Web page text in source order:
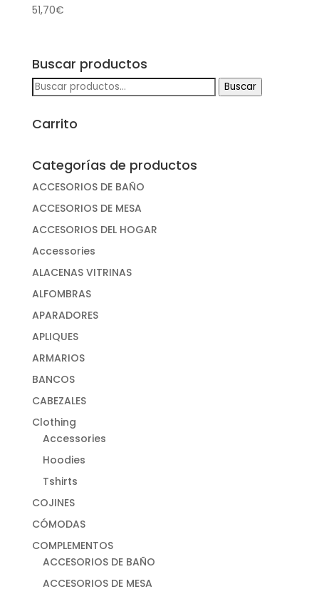
51,70€
Buscar productos
Buscar
por:
Buscar
Carrito
Categorías de productos
ACCESORIOS DE BAÑO
ACCESORIOS DE MESA
ACCESORIOS DEL HOGAR
Accessories
ALACENAS VITRINAS
ALFOMBRAS
APARADORES
APLIQUES
ARMARIOS
BANCOS
CABEZALES
Clothing
Accessories
Hoodies
Tshirts
COJINES
CÓMODAS
COMPLEMENTOS
ACCESORIOS DE BAÑO
ACCESORIOS DE MESA